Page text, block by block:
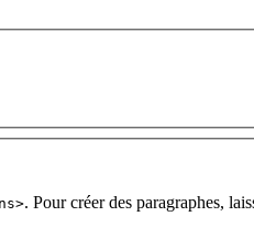
. Pour créer des paragraphes,